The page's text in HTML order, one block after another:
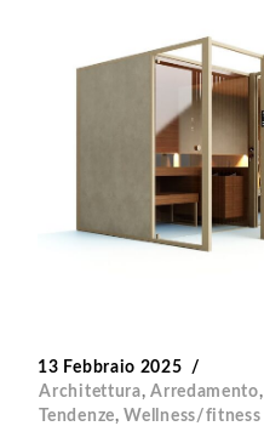
13 Febbraio 2025
Architettura,Arredamento,
Tendenze,Wellness/fitness